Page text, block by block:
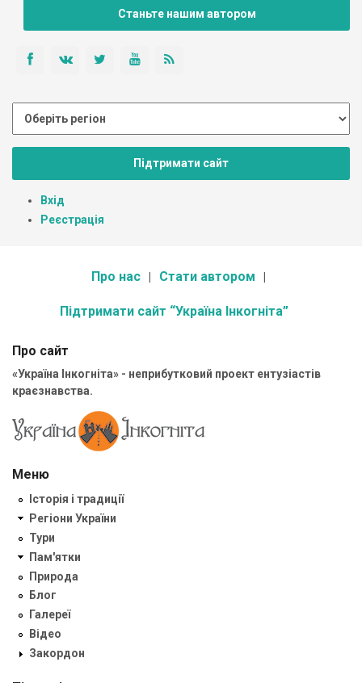
Станьте нашим автором
Підтримати сайт
Вхід
Реєстрація
Про нас Стати автором
Підтримати сайт “Україна Інкогніта”
Про сайт
«Україна Інкогніта» - неприбутковий проект ентузіастів
краєзнавства.
Меню
Історія і традиції
Регіони України
Тури
Пам'ятки
Природа
Блог
Галереї
Відео
Закордон